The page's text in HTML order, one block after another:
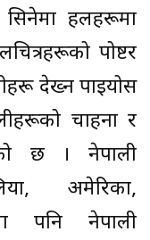
हलहरूमा
पोष्टर
देख्न पाइयोस
चाहना र
छ । नेपाली
अमेरिका,
पनि नेपाली